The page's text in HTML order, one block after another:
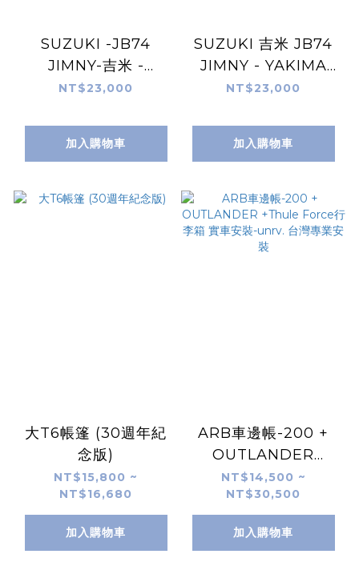
SUZUKI -JB74
JIMNY-吉米 -
YAKIMA
Platform 實車安裝-
unrv. 台灣專業安裝
NT$23,000
加入購物車
SUZUKI 吉米 JB74
JIMNY - YAKIMA
LockNLoad
台 實車安裝-unrv. 台
灣專業安裝
NT$23,000
加入購物車
大T6帳篷 (30週年紀
念版)
NT$15,800 ~
NT$16,680
加入購物車
ARB車邊帳-200 +
OUTLANDER
+Thule Force行李箱
實車安裝-unrv. 台灣
專業安裝
NT$14,500 ~
NT$30,500
加入購物車